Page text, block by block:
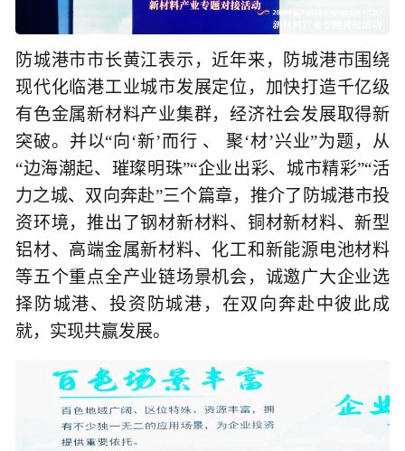
防城港市市长黄江表示，近年来，防城港市围绕
现代化临港工业城市发展定位，加快打造千亿级
有色金属新材料产业集群，经济社会发展取得新
突破。并以“向‘新’而行 、 聚‘材’兴业”为题，从
“边海潮起、璀璨明珠”“企业出彩、城市精彩”“活
力之城、双向奔赴”三个篇章，推介了防城港市投
资环境，推出了钢材新材料、铜材新材料、新型
铝材、高端金属新材料、化工和新能源电池材料
等五个重点全产业链场景机会，诚邀广大企业选
择防城港、投资防城港，在双向奔赴中彼此成
就，实现共赢发展。